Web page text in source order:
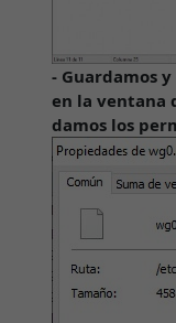
- Guardamos
en la ventana
damos los